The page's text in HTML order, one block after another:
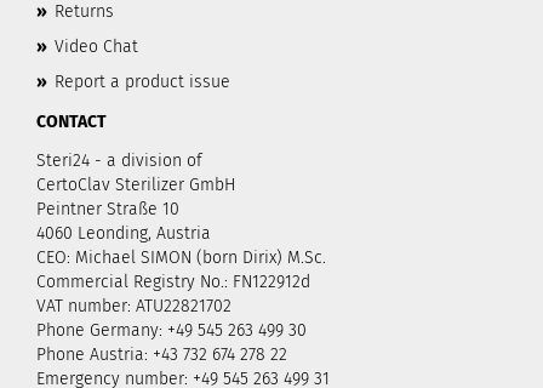
» Returns
» Video Chat
» Report a product issue
CONTACT
Steri24 - a division of
CertoClav Sterilizer GmbH
Peintner Straße 10
4060 Leonding, Austria
CEO: Michael SIMON (born Dirix) M.Sc.
Commercial Registry No.: FN122912d
VAT number: ATU22821702
Phone Germany: +49 545 263 499 30
Phone Austria: +43 732 674 278 22
Emergency number: +49 545 263 499 31